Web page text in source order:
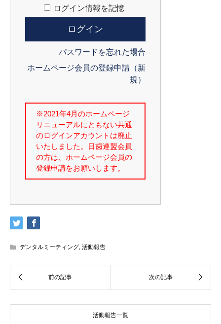
ログイン情報を記憶
パスワードを忘れた場合
ホームページ会員の登録申請（新
規）
デンタルミーティング, 活動報告
活動報告一覧